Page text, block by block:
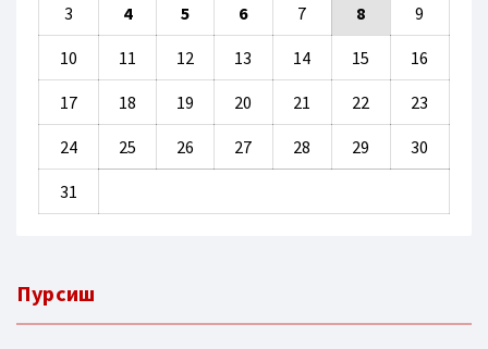
3 4 5 6 7 8 9
10 11 12 13 14 15 16
17 18 19 20 21 22 23
24 25 26 27 28 29 30
31
Пурсиш